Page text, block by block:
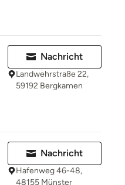
Nachricht
Landwehrstraße 22,
59192 Bergkamen
Nachricht
Hafenweg 46-48,
48155 Münster